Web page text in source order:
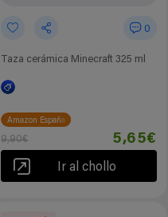
0
Taza cerámica Minecraft 325 ml
Amazon España
9,90€ 5,65€
Ir al chollo